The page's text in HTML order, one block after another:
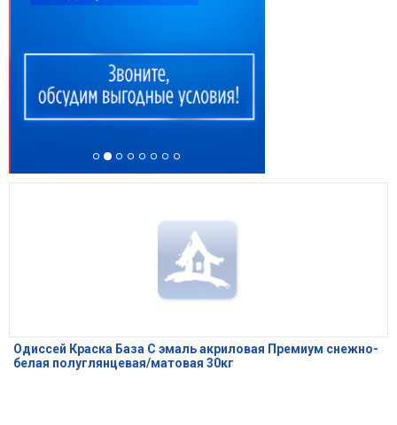
Одиссей Краска База С эмаль акриловая Премиум снежно-
белая полуглянцевая/матовая 30кг